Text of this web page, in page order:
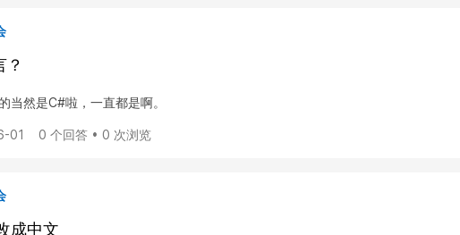
当然是C#啦，一直都是啊。
01 0 个回答 • 0 次浏览
成中文